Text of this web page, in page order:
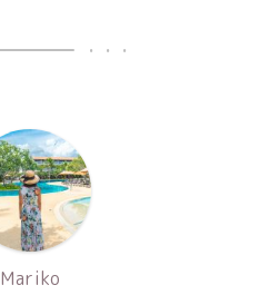
Mariko